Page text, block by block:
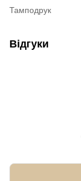
Тамподрук
Відгуки